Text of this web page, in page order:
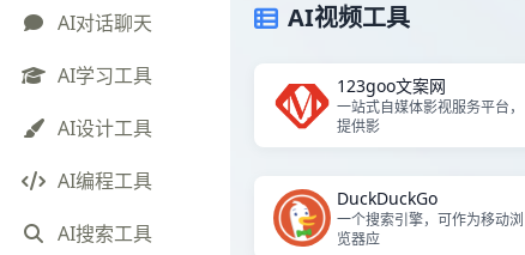
AI对话聊天
AI学习工具
AI设计工具
AI编程工具
AI搜索工具
AI视频工具
123goo文案网
一站式自媒体影视服务平台，
提供影
DuckDuckGo
一个搜索引擎，可作为移动浏
览器应